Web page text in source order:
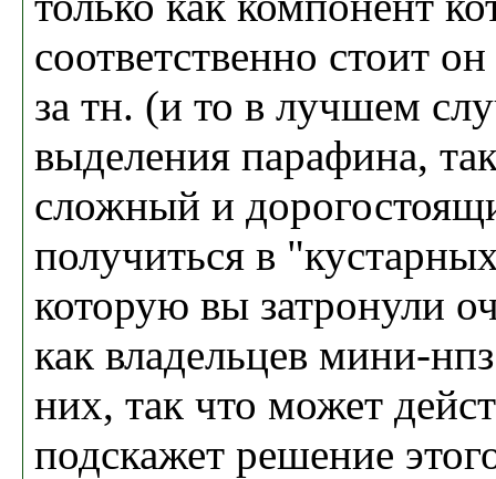
соответственно стоит
за тн. (и то в лучшем
выделения парафина,
сложный и
получиться в
которую вы затронули
как владельцев мини-
них, так что может
подскажет решение